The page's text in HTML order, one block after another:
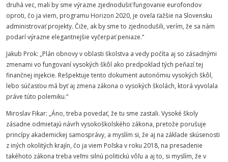
druhá vec, mali by sme výrazne zjednodušiť fungovanie eurofondov
oproti, čo ja viem, programu Horizon 2020, je oveľa ťažšie na Slovensku
administrovať projekty. Čiže, ak by sme to zjednodušili, verím, že sa nám
podarí výrazne elegantnejšie vyčerpať peniaze.“
Jakub Prok: „Plán obnovy v oblasti školstva a vedy počíta aj so zásadnými
zmenami vo fungovaní vysokých škôl ako predpoklad tých peňazí tej
finančnej injekcie. Rešpektuje tento dokument autonómiu vysokých škôl,
lebo súčasťou má byť aj zmena zákona o vysokých školách, ktorá vyvolala
práve túto polemiku.“
Miroslav Fikar: „Áno, treba povedať, že tu sme zastali. Vysoké školy
zásadne odmietajú návrh vysokoškolského zákona, pretože porušuje
princípy akademickej samosprávy, a myslím si, že aj na základe skúsenosti
z iných okolitých krajín, čo ja viem Poľska v roku 2018, na presadenie
takéhoto zákona treba veľmi silnú politickú vôľu a aj to, si myslím, že v